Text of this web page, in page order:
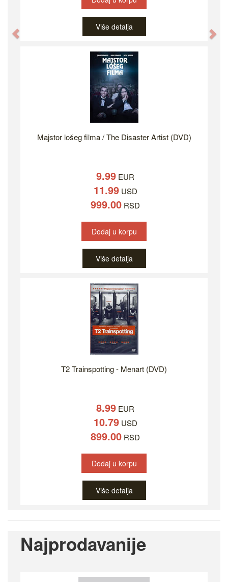
Više detalja
Majstor lošeg filma / The Disaster Artist (DVD)
9.99 EUR
11.99USD
999.00 RSD
Dodaj u korpu
Više detalja
T2 Trainspotting - Menart (DVD)
8.99 EUR
10.79USD
899.00 RSD
Dodaj u korpu
Više detalja
Najprodavanije